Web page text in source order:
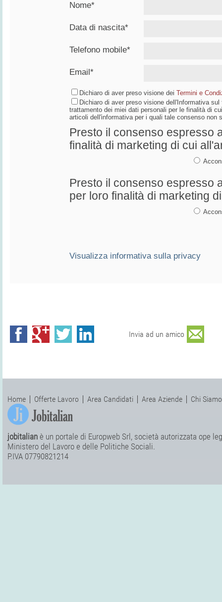
Nome*
Data di nascita*
Telefono mobile*
Email*
Dichiaro di aver preso visione dei Termini e
Dichiaro di aver preso visione dell'Informativa
trattamento dei miei dati personali per le finalità di
articoli dell'informativa per i quali tale consenso non
Presto il consenso espresso
finalità di marketing di cui
Presto il consenso espresso
per loro finalità di marketing
Visualizza informativa sulla privacy
Invia ad un amico
Home Offerte Lavoro Area Candidati Area Aziende Chi Siamo
jobitalian è un portale di Europweb Srl, società autorizzata ope
Ministero del Lavoro e delle Politiche Sociali.
P.IVA 07790821214